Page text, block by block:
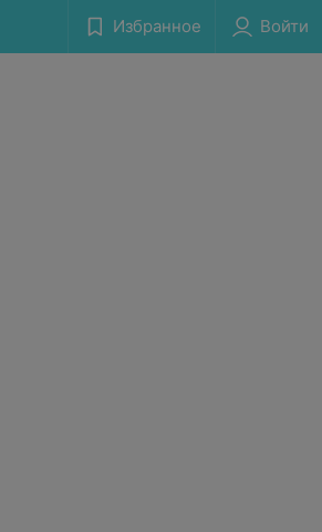
Избранное Войти